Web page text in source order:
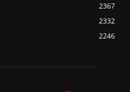
2367
2332
2246